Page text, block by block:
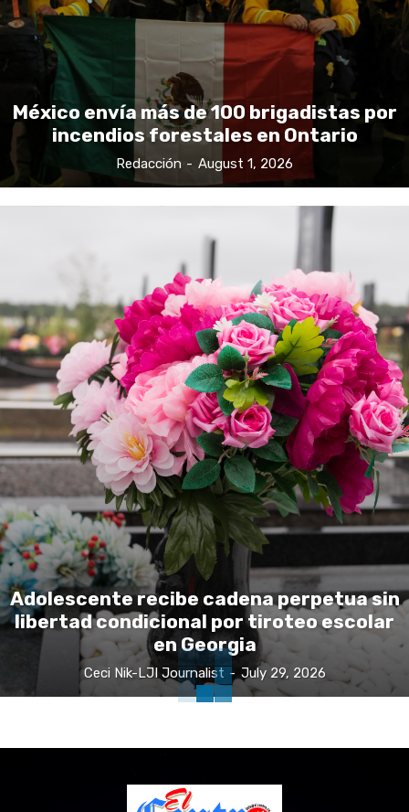
México envía más de 100 brigadistas por
incendios forestales en Ontario
Redacción - August 1, 2026
Adolescente recibe cadena perpetua sin
libertad condicional por tiroteo escolar
en Georgia
Ceci Nik-LJI Journalist - July 29, 2026